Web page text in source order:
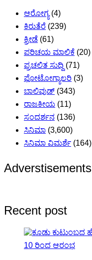
ಆರೋಗ್ಯ(4)
ಕಿರುತೆರೆ (239)
ಕ್ರೀಡೆ (61)
ಪರಿಚಯ ಮಾಲಿಕೆ (20)
ಪ್ರಚಲಿತ ಸುದ್ದಿ (71)
ಫೋಟೋಗ್ಯಾಲರಿ (3)
ಬಾಲಿವುಡ್ (343)
ರಾಜಕೀಯ (11)
ಸಂದರ್ಶನ (136)
ಸಿನಿಮಾ (3,600)
ಸಿನಿಮಾ ವಿಮರ್ಶೆ (164)
Adverstisements
Recent post